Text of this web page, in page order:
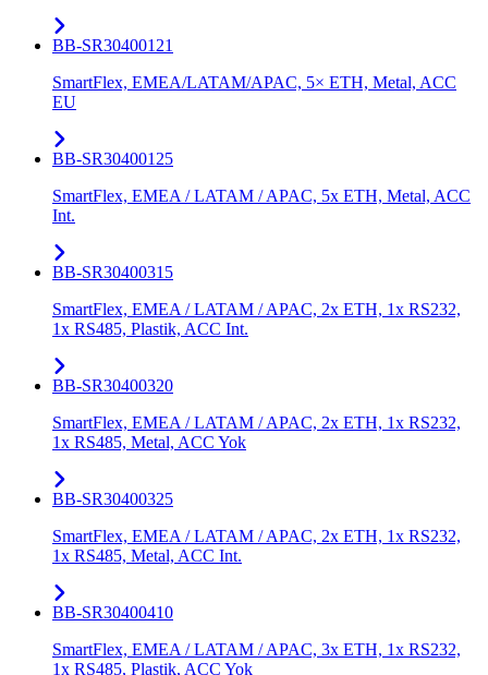
BB-SR30400121
SmartFlex, EMEA/LATAM/APAC, 5× ETH, Metal, ACC
EU
BB-SR30400125
SmartFlex, EMEA / LATAM / APAC, 5x ETH, Metal, ACC
Int.
BB-SR30400315
SmartFlex, EMEA / LATAM / APAC, 2x ETH, 1x RS232,
1x RS485, Plastik, ACC Int.
BB-SR30400320
SmartFlex, EMEA / LATAM / APAC, 2x ETH, 1x RS232,
1x RS485, Metal, ACC Yok
BB-SR30400325
SmartFlex, EMEA / LATAM / APAC, 2x ETH, 1x RS232,
1x RS485, Metal, ACC Int.
BB-SR30400410
SmartFlex, EMEA / LATAM / APAC, 3x ETH, 1x RS232,
1x RS485, Plastik, ACC Yok